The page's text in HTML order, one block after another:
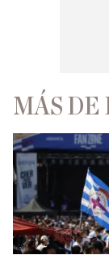
MÁS DE